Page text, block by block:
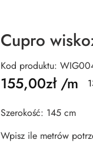
Cupro
Kod produktu:
155,00zł/m
Szerokość: 145 cm
Wpisz ile metrów